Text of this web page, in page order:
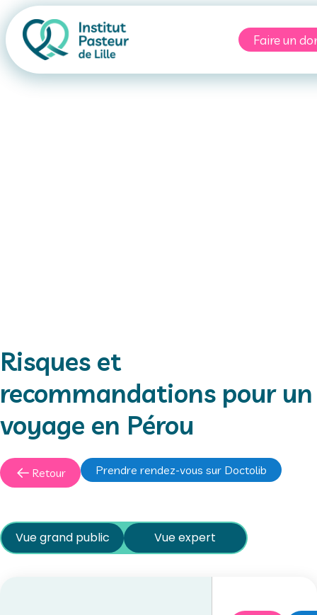
Faire un
Risques et
recommandations pour un
voyage en Pérou
Retour Prendre rendez-vous sur Doctolib
Vue grand public Vue expert